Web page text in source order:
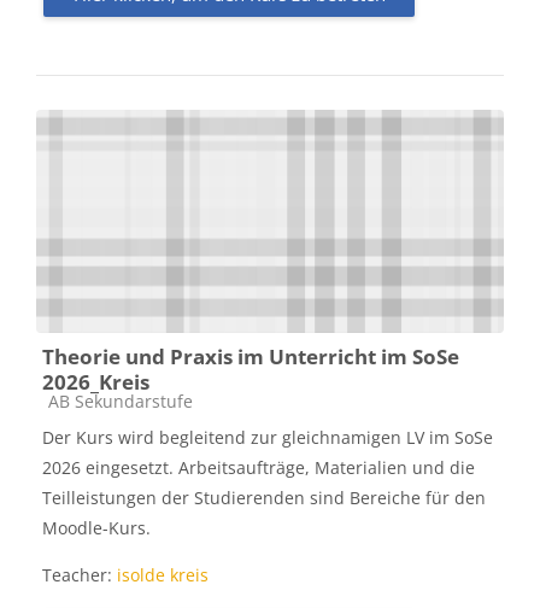
Theorie und Praxis im Unterricht im SoSe
2026_Kreis
Kursbereich
AB Sekundarstufe
Der Kurs wird begleitend zur gleichnamigen LV im SoSe
2026 eingesetzt. Arbeitsaufträge, Materialien und die
Teilleistungen der Studierenden sind Bereiche für den
Moodle-Kurs.
Teacher: isolde kreis